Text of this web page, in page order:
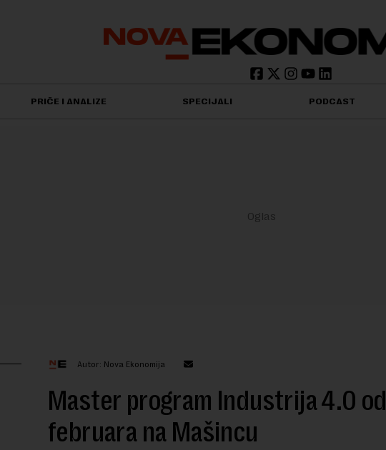
PRIČE I ANALIZE SPECIJALI PODCAST
Autor: Nova Ekonomija
Master program Industrija 4.0 od
februara na Mašincu